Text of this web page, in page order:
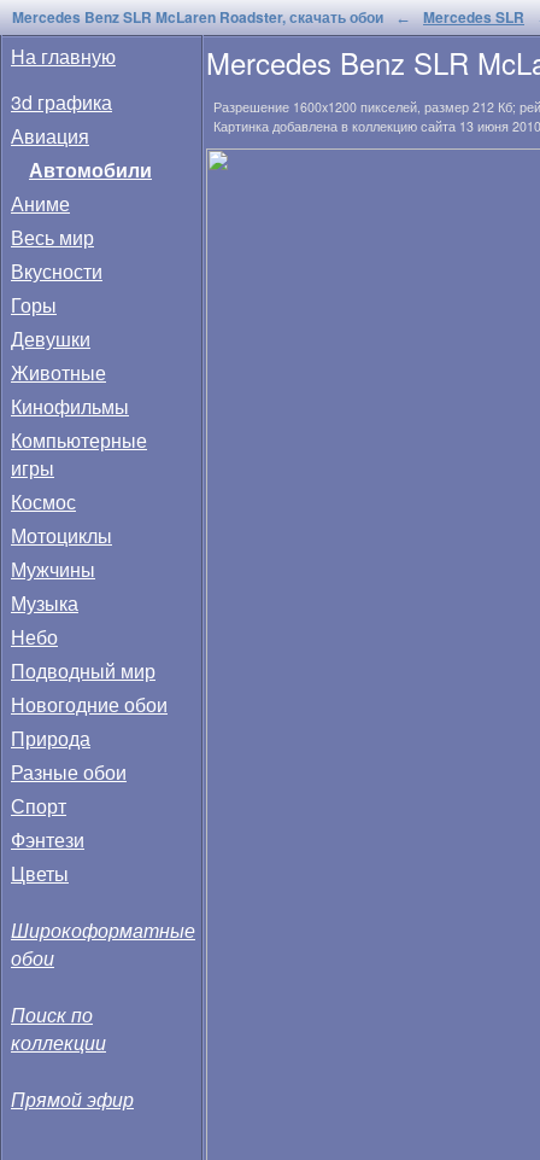
Mercedes Benz SLR McLaren Roadster, скачать обои ← Mercedes SLR
На главную
3d графика
Авиация
Автомобили
Аниме
Весь мир
Вкусности
Горы
Девушки
Животные
Кинофильмы
Компьютерные
игры
Космос
Мотоциклы
Мужчины
Музыка
Небо
Подводный мир
Новогодние обои
Природа
Разные обои
Спорт
Фэнтези
Цветы
Широкоформатные
обои
Поиск по
коллекции
Прямой эфир
Mercedes Benz SLR
Разрешение 1600x1200 пикселей, размер 212 Кб;
Картинка добавлена в коллекцию сайта 13 июня